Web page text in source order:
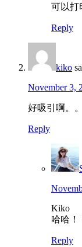
可以打
Reply
kiko
November 3,
好吸引啊。
Reply
Kiko
哈哈！
Reply